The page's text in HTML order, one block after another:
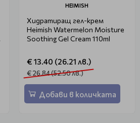
HEIMISH
Хидратиращ гел-крем
Heimish Watermelon Moisture
Soothing Gel Cream 110ml
€ 13.40 (26.21 лв.)
€ 26.84 (52.50 лв.)
Добави в количката